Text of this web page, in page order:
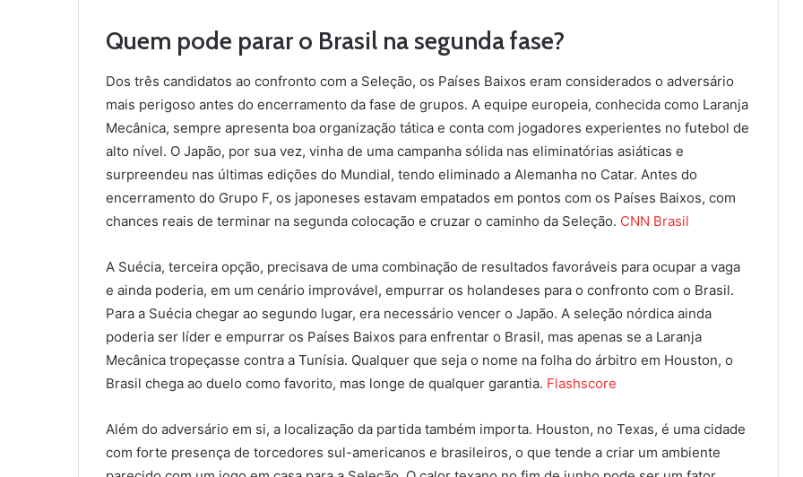
Quem pode parar o Brasil na segunda fase?
Dos três candidatos ao confronto com a Seleção, os Países Baixos eram considerados o adversário
mais perigoso antes do encerramento da fase de grupos. A equipe europeia, conhecida como Laranja
Mecânica, sempre apresenta boa organização tática e conta com jogadores experientes no futebol de
alto nível. O Japão, por sua vez, vinha de uma campanha sólida nas eliminatórias asiáticas e
surpreendeu nas últimas edições do Mundial, tendo eliminado a Alemanha no Catar. Antes do
encerramento do Grupo F, os japoneses estavam empatados em pontos com os Países Baixos, com
chances reais de terminar na segunda colocação e cruzar o caminho da Seleção. CNN Brasil
A Suécia, terceira opção, precisava de uma combinação de resultados favoráveis para ocupar a vaga
e ainda poderia, em um cenário improvável, empurrar os holandeses para o confronto com o Brasil.
Para a Suécia chegar ao segundo lugar, era necessário vencer o Japão. A seleção nórdica ainda
poderia ser líder e empurrar os Países Baixos para enfrentar o Brasil, mas apenas se a Laranja
Mecânica tropeçasse contra a Tunísia. Qualquer que seja o nome na folha do árbitro em Houston, o
Brasil chega ao duelo como favorito, mas longe de qualquer garantia. Flashscore
Além do adversário em si, a localização da partida também importa. Houston, no Texas, é uma cidade
com forte presença de torcedores sul-americanos e brasileiros, o que tende a criar um ambiente